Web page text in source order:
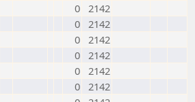
0 2142
0 2142
0 2142
0 2142
0 2142
0 2142